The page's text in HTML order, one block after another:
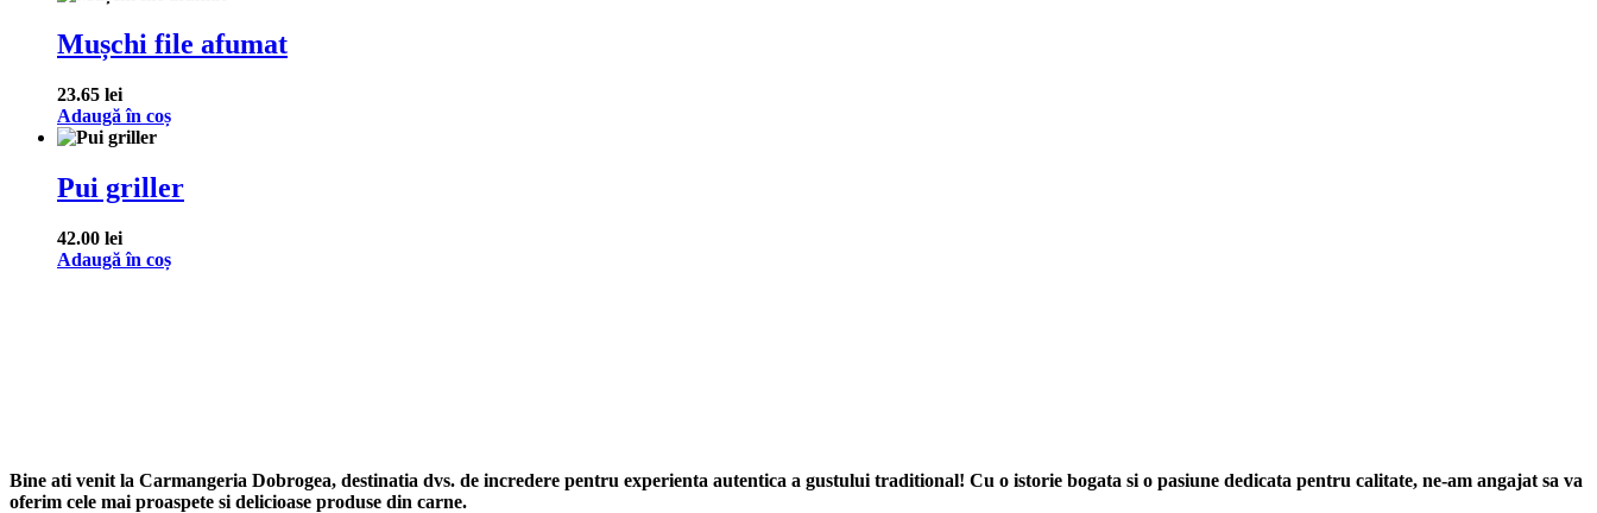
Mușchi file afumat
23.65 lei
Adaugă în coș
Pui griller
42.00 lei
Adaugă în coș
Bine ati venit la Carmangeria Dobrogea, destinatia dvs. de incredere pentru experienta autentica a gustului traditional! Cu o istorie bogata si o pasiune dedicata pentru calitate, ne-am angajat sa va
oferim cele mai proaspete si delicioase produse din carne.